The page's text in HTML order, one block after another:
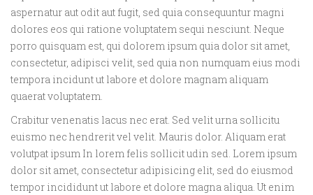
aspernatur aut odit aut fugit, sed quia consequuntur magni
dolores eos qui ratione voluptatem sequi nesciunt. Neque
porro quisquam est, qui dolorem ipsum quia dolor sit amet,
consectetur, adipisci velit, sed quia non numquam eius modi
tempora incidunt ut labore et dolore magnam aliquam
quaerat voluptatem.
Crabitur venenatis lacus nec erat. Sed velit urna sollicitu
euismo nec hendrerit vel velit. Mauris dolor. Aliquam erat
volutpat ipsum In lorem felis sollicit udin sed. Lorem ipsum
dolor sit amet, consectetur adipisicing elit, sed do eiusmod
tempor incididunt ut labore et dolore magna aliqua. Ut enim